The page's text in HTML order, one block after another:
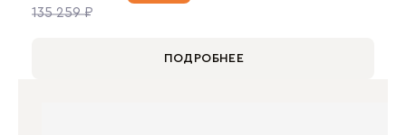
135 259 ₽
ПОДРОБНЕЕ